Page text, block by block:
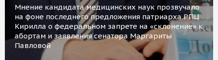
Мнение кандидата медицинских наук прозвучало
на фоне последнего предложения патриарха РПЦ
Кирилла о федеральном запрете на «склонение» к
абортам и заявления сенатора Маргариты
Павловой